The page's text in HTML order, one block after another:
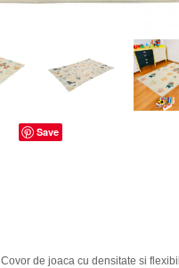
Save
Covor de joaca cu densitate si